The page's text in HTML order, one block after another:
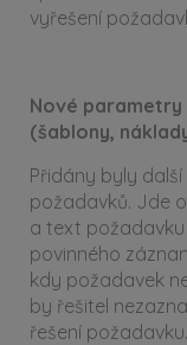
vyřešení
Nové
(šablony,
Přidány byly
požadavků. Jde
a text
povinného
kdy požadavek
by řešitel
řešení požadavku.